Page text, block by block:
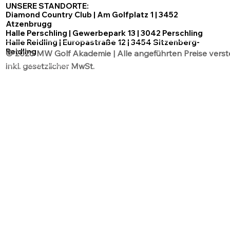
Diamond Country Club | Am Golfplatz 1 | 3452
Atzenbrugg
Halle Perschling | Gewerbepark 13 | 3042 Perschling
Halle Reidling | Europastraße 12 | 3454 Sitzenberg-
Reidling
UNSERE STANDORTE:
© 2026 MW Golf Akademie | Alle angeführten Preise
inkl. gesetzlicher MwSt.
DatenschutzAGB´sImpressum